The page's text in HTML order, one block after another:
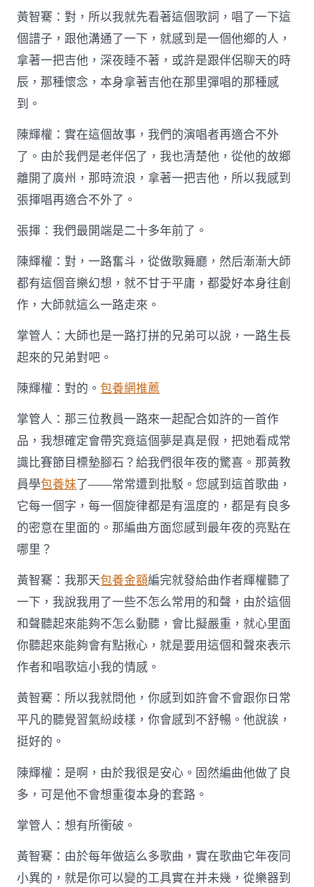
黃智騫：對，所以我就先看著這個歌詞，唱了一下這
個譜子，跟他溝通了一下，就感到是一個他鄉的人，
拿著一把吉他，深夜睡不著，或許是跟伴侶聊天的時
辰，那種懷念，本身拿著吉他在那里彈唱的那種感
到。
陳輝權：實在這個故事，我們的演唱者再適合不外
了。由於我們是老伴侶了，我也清楚他，從他的故鄉
離開了廣州，那時流浪，拿著一把吉他，所以我感到
張揮唱再適合不外了。
張揮：我們最開端是二十多年前了。
陳輝權：對，一路奮斗，從做歌舞廳，然后漸漸大師
都有這個音樂幻想，就不甘于平庸，都愛好本身往創
作，大師就這么一路走來。
掌管人：大師也是一路打拼的兄弟可以說，一路生長
起來的兄弟對吧。
陳輝權：對的。包養網推薦
掌管人：那三位教員一路來一起配合如許的一首作
品，我想確定會帶究竟這個夢是真是假，把她看成常
識比賽節目標墊腳石？給我們很年夜的驚喜。那黃教
員學包養妹了——常常遭到批駁。您感到這首歌曲，
它每一個字，每一個旋律都是有溫度的，都是有良多
的密意在里面的。那編曲方面您感到最年夜的亮點在
哪里？
黃智騫：我那天包養金額編完就發給曲作者輝權聽了
一下，我說我用了一些不怎么常用的和聲，由於這個
和聲聽起來能夠不怎么動聽，會比擬嚴重，就心里面
你聽起來能夠會有點揪心，就是要用這個和聲來表示
作者和唱歌這小我的情感。
黃智騫：所以我就問他，你感到如許會不會跟你日常
平凡的聽覺習氣紛歧樣，你會感到不舒暢。他說誒，
挺好的。
陳輝權：是啊，由於我很是安心。固然編曲他做了良
多，可是他不會想重復本身的套路。
掌管人：想有所衝破。
黃智騫：由於每年做這么多歌曲，實在歌曲它年夜同
小異的，就是你可以變的工具實在并未幾，從樂器到